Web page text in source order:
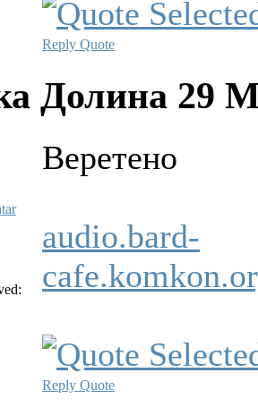
Reply Quote
Долина 29
Веретено
audio.bard-
Reply Quote